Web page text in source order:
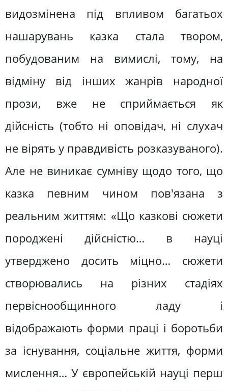
видозмінена під впливом багатьох
нашарувань казка стала твором,
побудованим на вимислі, тому, на
відміну від інших жанрів народної
прози, вже не сприймається як
дійсність (тобто ні оповідач, ні слухач
не вірять у правдивість розказуваного).
Але не виникає сумніву щодо того, що
казка певним чином пов'язана з
реальним життям: «Що казкові сюжети
породжені дійсністю… в науці
утверджено досить міцно… сюжети
створювались на різних стадіях
первіснообщинного ладу і
відображають форми праці і боротьби
за існування, соціальне життя, форми
мислення… У європейській науці перш